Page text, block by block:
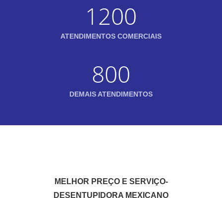
1200
ATENDIMENTOS COMERCIAIS
800
DEMAIS ATENDIMENTOS
MELHOR PREÇO E SERVIÇO-
DESENTUPIDORA MEXICANO